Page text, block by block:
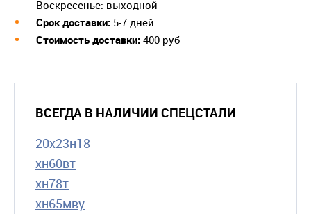
Воскресенье: выходной
Срок доставки: 5-7 дней
Cтоимость доставки: 400 руб
ВСЕГДА В НАЛИЧИИ СПЕЦСТАЛИ
20х23н18
хн60вт
хн78т
хн65мву